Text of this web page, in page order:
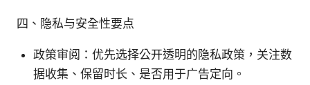
四、隐私与安全性要点
政策审阅：优先选择公开透明的隐私政策，关注数
据收集、保留时长、是否用于广告定向。